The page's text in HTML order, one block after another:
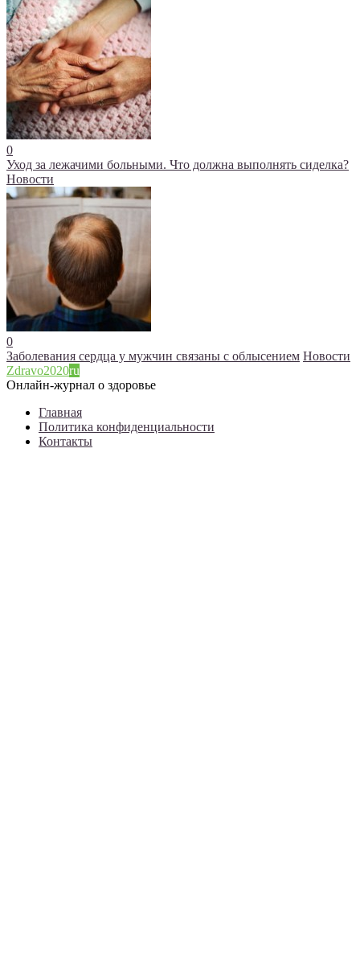
0
Уход за лежачими больными. Что должна выполнять сиделка?
Новости
0
Заболевания сердца у мужчин связаны с облысением Новости
Zdravo2020ru
Онлайн-журнал о здоровье
Главная
Политика конфиденциальности
Контакты